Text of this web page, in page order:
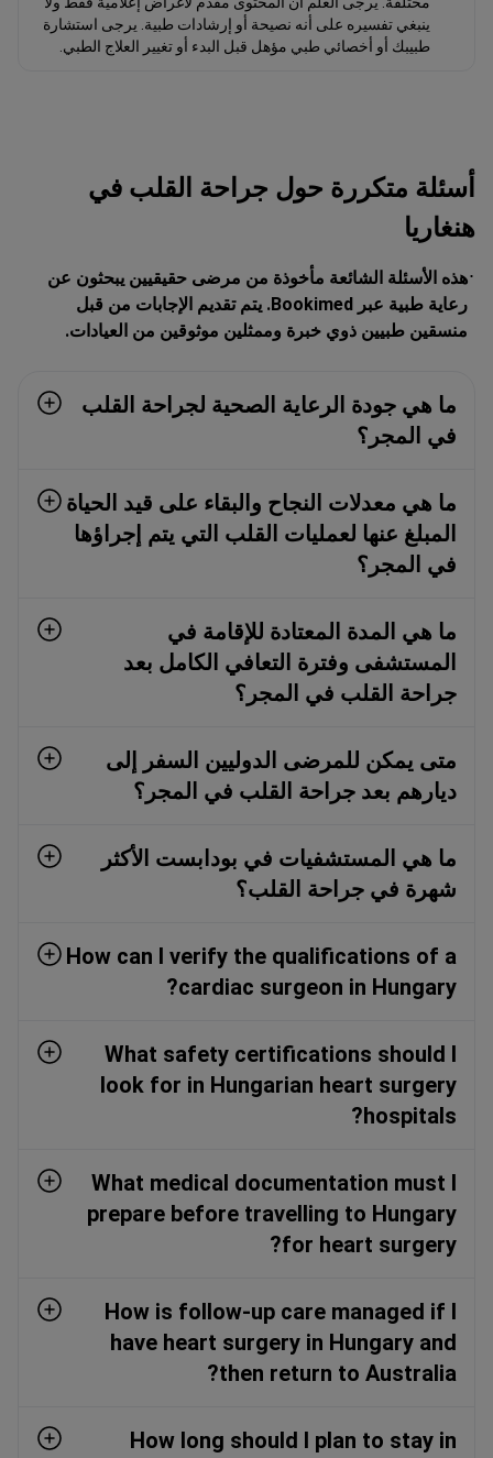
ينبغي تفسيره على أنه نصيحة أو إرشادات طبية. يرجى استشارة
طبيبك أو أخصائي طبي مؤهل قبل البدء أو تغيير العلاج الطبي.
أسئلة متكررة حول جراحة القلب في
هنغاريا
هذه الأسئلة الشائعة مأخوذة من مرضى حقيقيين يبحثون عن
رعاية طبية عبر Bookimed. يتم تقديم الإجابات من قبل
منسقين طبيين ذوي خبرة وممثلين موثوقين من العيادات.
ما هي جودة الرعاية الصحية لجراحة القلب
في المجر؟
ما هي معدلات النجاح والبقاء على قيد الحياة
المبلغ عنها لعمليات القلب التي يتم إجراؤها
في المجر؟
ما هي المدة المعتادة للإقامة في
المستشفى وفترة التعافي الكامل بعد
جراحة القلب في المجر؟
متى يمكن للمرضى الدوليين السفر إلى
ديارهم بعد جراحة القلب في المجر؟
ما هي المستشفيات في بودابست الأكثر
شهرة في جراحة القلب؟
How can I verify the qualifications of a
cardiac surgeon in Hungary?
What safety certifications should I
look for in Hungarian heart surgery
hospitals?
What medical documentation must I
prepare before travelling to Hungary
for heart surgery?
How is follow-up care managed if I
have heart surgery in Hungary and
then return to Australia?
How long should I plan to stay in